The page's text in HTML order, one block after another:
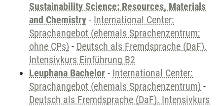
Sustainability Science: Resources, Materials
and Chemistry - International Center:
Sprachangebot (ehemals Sprachenzentrum;
ohne CPs) - Deutsch als Fremdsprache (DaF).
Intensivkurs Einführung B2
Leuphana Bachelor - International Center:
Sprachangebot (ehemals Sprachenzentrum) -
Deutsch als Fremdsprache (DaF). Intensivkurs